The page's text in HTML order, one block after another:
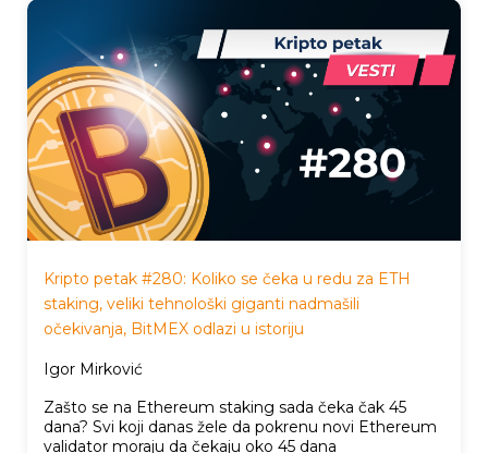
Kripto petak #280: Koliko se čeka u redu za ETH
staking, veliki tehnološki giganti nadmašili
očekivanja, BitMEX odlazi u istoriju
Igor Mirković
Zašto se na Ethereum staking sada čeka čak 45
dana? Svi koji danas žele da pokrenu novi Ethereum
validator moraju da čekaju oko 45 dana